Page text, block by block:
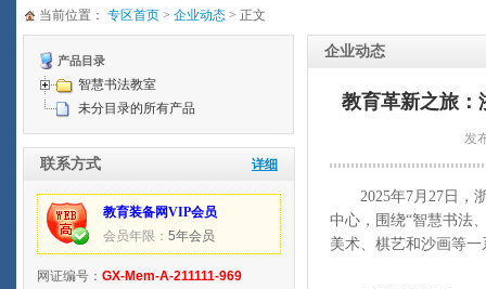
当前位置： 专区首页 > 企业动态 > 正文
产品目录
智慧书法教室
未分目录的所有产品
联系方式 详细
教育装备网VIP会员
会员年限： 5年会员
网证编号： GX-Mem-A-211111-969
企业动态
教育革新之旅：
发
2025年7月27日，
中心，围绕“智慧书法
美术、棋艺和沙画等